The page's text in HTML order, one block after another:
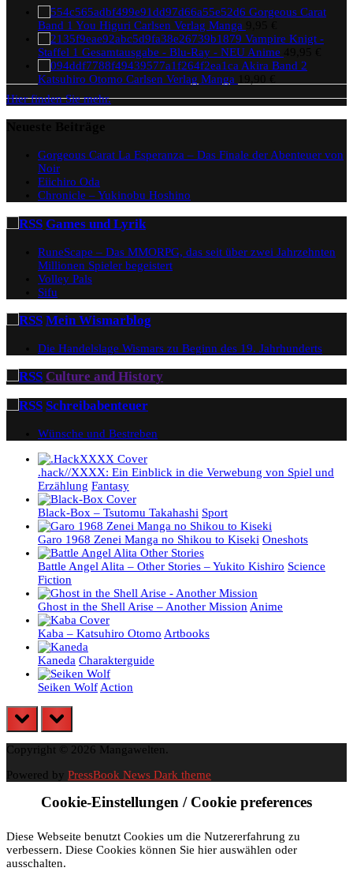
Gorgeous Carat
Band 1 You Higuri Carlsen Verlag Manga
Vampire Knigt -
Staffel 1 Gesamtausgabe - Blu-Ray - NEU Anime
Akira Band 2
Katsuhiro Otomo Carlsen Verlag Manga
Hier finden Sie mehr.
Gorgeous Carat La Esperanza – Das Finale der Abenteuer von
Noir
Eiichiro Oda
Chronicle – Yukinobu Hoshino
Games und Lyrik
RuneScape – Das MMORPG, das seit über zwei Jahrzehnten
Millionen Spieler begeistert
Volley Pals
Sifu
Mein Wismarblog
Die Handelslage Wismars zu Beginn des 19. Jahrhunderts
Culture and History
Schreibabenteuer
Wünsche und Bestreben
.hack//XXXX: Ein Einblick in die Verwebung von Spiel und
Erzählung Fantasy
Black-Box – Tsutomu Takahashi Sport
Garo 1968 Zenei Manga no Shikou to Kiseki Oneshots
Battle Angel Alita – Other Stories – Yukito Kishiro Science
Fiction
Ghost in the Shell Arise – Another Mission Anime
Kaba – Katsuhiro Otomo Artbooks
Kaneda Charakterguide
Seiken Wolf Action
prev next
Copyright © 2026 Mangawelten.
Powered by PressBook News Dark theme
Cookie-Einstellungen / Cookie preferences
Diese Webseite benutzt Cookies um die Nutzererfahrung zu
verbessern. Diese Cookies können Sie hier auswählen oder
ausschalten.